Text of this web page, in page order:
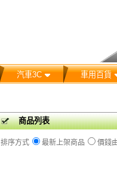
汽車3C 車用百貨
商品列表
排序方式 最新上架商品 價錢